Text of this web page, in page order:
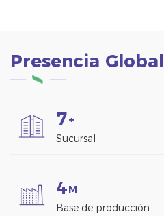
Presencia Global
7+
Sucursal
4M
Base de producción